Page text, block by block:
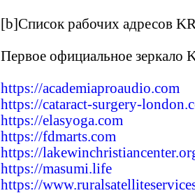
[b]Список рабочих адресов
Первое официальное зеркало
https://academiaproaudio.com
https://cataract-surgery-
https://elasyoga.com
https://fdmarts.com
https://
https://masumi.life
https://